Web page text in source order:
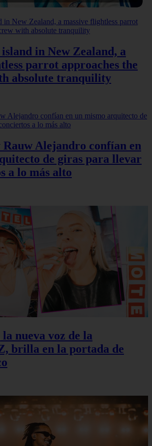
in New Zealand, a
parrot approaches the
absolute tranquility
Alejandro confían en
de giras para llevar
a lo más alto
nueva voz de la
brilla en la portada de